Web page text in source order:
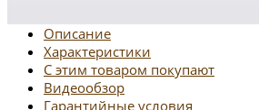
Описание
Характеристики
С этим товаром покупают
Видеообзор
Гарантийные условия